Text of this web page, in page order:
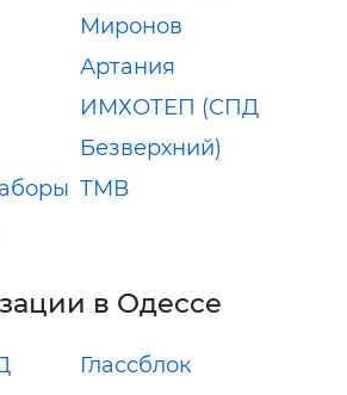
Миронов
Артания
ИМХОТЕП (СПД
Безверхний)
ТМВ
в Одессе
Глассблок